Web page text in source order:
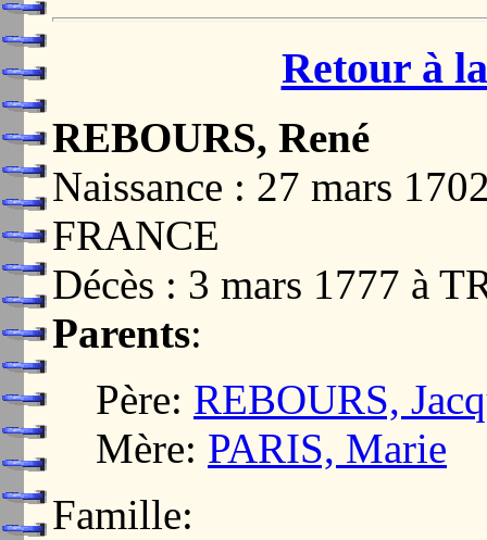
Retour à
REBOURS, René
Naissance : 27 mars
FRANCE
Décès : 3 mars 1777 à
Parents:
Père: REBOURS,
Mère: PARIS, Marie
Famille: